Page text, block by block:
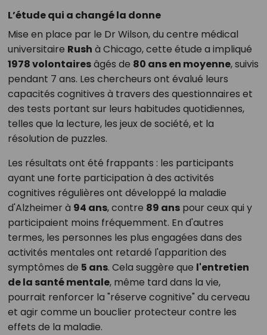
L’étude qui a changé la donne
Mise en place par le Dr Wilson, du centre médical
universitaire Rush à Chicago, cette étude a impliqué
1978 volontairesâgés de 80 ans en moyenne, suivis
pendant 7 ans. Les chercheurs ont évalué leurs
capacités cognitives à travers des questionnaires et
des tests portant sur leurs habitudes quotidiennes,
telles que la lecture, les jeux de société, et la
résolution de puzzles.
Les résultats ont été frappants : les participants
ayant une forte participation à des activités
cognitives régulières ont développé la maladie
d'Alzheimer à 94 ans, contre 89 anspour ceux qui y
participaient moins fréquemment. En d'autres
termes, les personnes les plus engagées dans des
activités mentales ont retardé l'apparition des
symptômes de 5 ans. Cela suggère que l'entretien
de la santé mentale, même tard dans la vie,
pourrait renforcer la "réserve cognitive" du cerveau
et agir comme un bouclier protecteur contre les
effets de la maladie.